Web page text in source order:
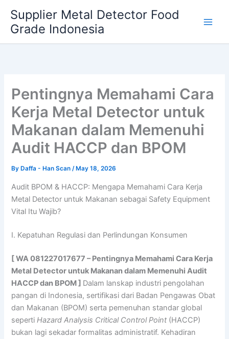
content
Supplier Metal Detector Food
Grade Indonesia
Pentingnya Memahami Cara
Kerja Metal Detector untuk
Makanan dalam Memenuhi
Audit HACCP dan BPOM
By Daffa - Han Scan/ May 18, 2026
Audit BPOM & HACCP: Mengapa Memahami Cara Kerja
Metal Detector untuk Makanan sebagai Safety Equipment
Vital Itu Wajib?
I. Kepatuhan Regulasi dan Perlindungan Konsumen
[ WA 081227017677 – Pentingnya Memahami Cara Kerja
Metal Detector untuk Makanan dalam Memenuhi Audit
HACCP dan BPOM ] Dalam lanskap industri pengolahan
pangan di Indonesia, sertifikasi dari Badan Pengawas Obat
dan Makanan (BPOM) serta pemenuhan standar global
sepertiHazard Analysis Critical Control Point (HACCP)
bukan lagi sekadar formalitas administratif. Kehadiran